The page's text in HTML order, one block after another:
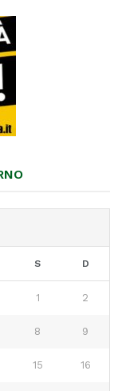
S D
1 2
8 9
15 16